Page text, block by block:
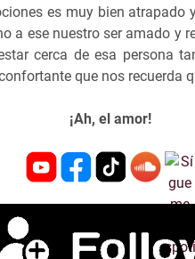
es muy bien atrapado
a ese nuestro ser amado y
cerca de esa persona
que nos recuerda
¡Ah, el amor!